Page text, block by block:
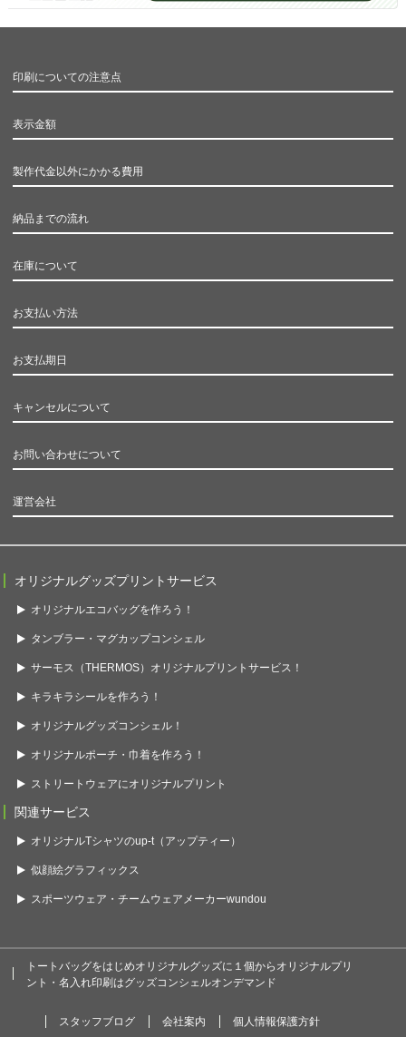
印刷についての注意点
表示金額
製作代金以外にかかる費用
納品までの流れ
在庫について
お支払い方法
お支払期日
キャンセルについて
お問い合わせについて
運営会社
オリジナルグッズプリントサービス
オリジナルエコバッグを作ろう！
タンブラー・マグカップコンシェル
サーモス（THERMOS）オリジナルプリントサービス！
キラキラシールを作ろう！
オリジナルグッズコンシェル！
オリジナルポーチ・巾着を作ろう！
ストリートウェアにオリジナルプリント
関連サービス
オリジナルTシャツのup-t（アップティー）
似顔絵グラフィックス
スポーツウェア・チームウェアメーカーwundou
トートバッグをはじめオリジナルグッズに１個からオリジナルプリ
ント・名入れ印刷はグッズコンシェルオンデマンド
スタッフブログ 会社案内 個人情報保護方針